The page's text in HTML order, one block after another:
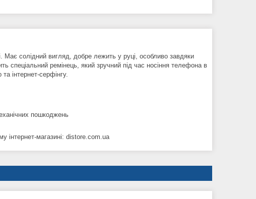
Має солідний вигляд, добре лежить у руці, особливо завдяки
спеціальний ремінець, який зручний під час носіння телефона в
інтернет-серфінгу.
пошкоджень
магазині: distore.com.ua